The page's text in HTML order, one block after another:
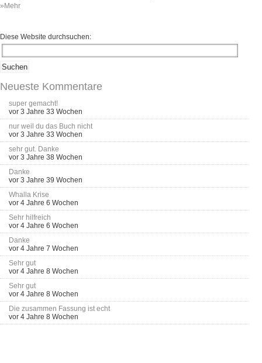
»Mehr
Diese Website durchsuchen:
Neueste Kommentare
super gemacht!
vor 3 Jahre 33 Wochen
nur weil du das Buch nicht
vor 3 Jahre 33 Wochen
sehr gut. Danke
vor 3 Jahre 38 Wochen
Danke
vor 3 Jahre 39 Wochen
Whalla Krise
vor 4 Jahre 6 Wochen
Sehr hilfreich
vor 4 Jahre 6 Wochen
Danke
vor 4 Jahre 7 Wochen
Sehr gut
vor 4 Jahre 8 Wochen
Sehr gut
vor 4 Jahre 8 Wochen
Die zusammen Fassung ist echt
vor 4 Jahre 8 Wochen